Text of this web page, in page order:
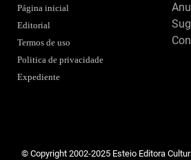
Página inicial
Editorial
Termos de uso
Politica de privacidade
Expediente
© Copyright 2002-2025 Esteio Editora